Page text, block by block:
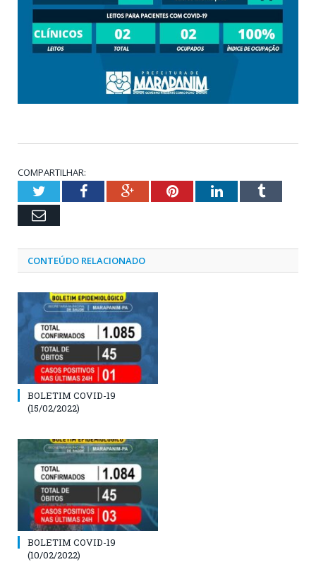
COMPARTILHAR:
TwitterFacebookGoogle+PinterestLinkedInTumblr
Email
CONTEÚDO RELACIONADO
BOLETIM COVID-19
(15/02/2022)
BOLETIM COVID-19
(10/02/2022)